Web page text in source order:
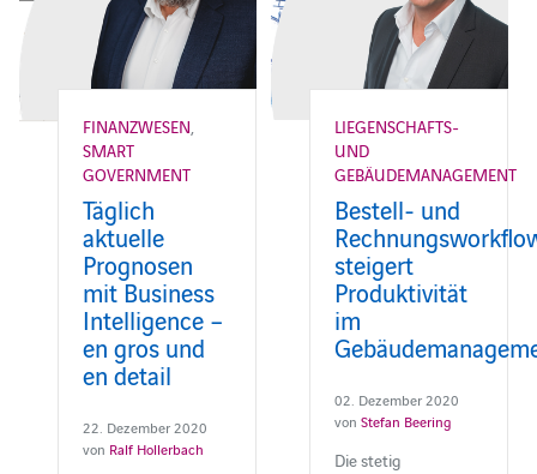
FINANZWESEN,
SMART
GOVERNMENT
Täglich
aktuelle
Prognosen
mit Business
Intelligence –
en gros und
en detail
22. Dezember 2020
von Ralf Hollerbach
LIEGENSCHAFTS-
UND
GEBÄUDEMANAGEMENT
Bestell- und
steigert
Produktivität
im
02. Dezember 2020
vonStefan Beering
Die stetig